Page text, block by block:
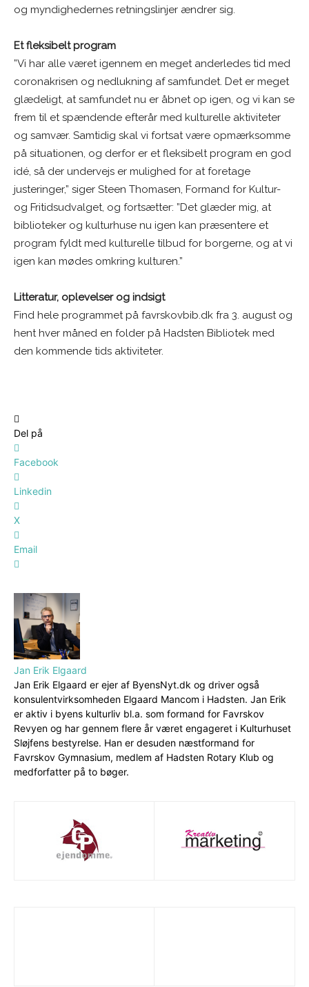
og myndighedernes retningslinjer ændrer sig.
Et fleksibelt program
”Vi har alle været igennem en meget anderledes tid med
coronakrisen og nedlukning af samfundet. Det er meget
glædeligt, at samfundet nu er åbnet op igen, og vi kan se
frem til et spændende efterår med kulturelle aktiviteter
og samvær. Samtidig skal vi fortsat være opmærksomme
på situationen, og derfor er et fleksibelt program en god
idé, så der undervejs er mulighed for at foretage
justeringer,” siger Steen Thomasen, Formand for Kultur-
og Fritidsudvalget, og fortsætter: ”Det glæder mig, at
biblioteker og kulturhuse nu igen kan præsentere et
program fyldt med kulturelle tilbud for borgerne, og at vi
igen kan mødes omkring kulturen.”
Litteratur, oplevelser og indsigt
Find hele programmet på favrskovbib.dk fra 3. august og
hent hver måned en folder på Hadsten Bibliotek med
den kommende tids aktiviteter.
Del på
Facebook
Linkedin
X
Email
Jan Erik Elgaard
Jan Erik Elgaard er ejer af ByensNyt.dk og driver også
konsulentvirksomheden Elgaard Mancom i Hadsten. Jan Erik
er aktiv i byens kulturliv bl.a. som formand for Favrskov
Revyen og har gennem flere år været engageret i Kulturhuset
Sløjfens bestyrelse. Han er desuden næstformand for
Favrskov Gymnasium, medlem af Hadsten Rotary Klub og
medforfatter på to bøger.